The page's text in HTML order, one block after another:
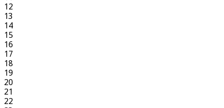
12
13
14
15
16
17
18
19
20
21
22